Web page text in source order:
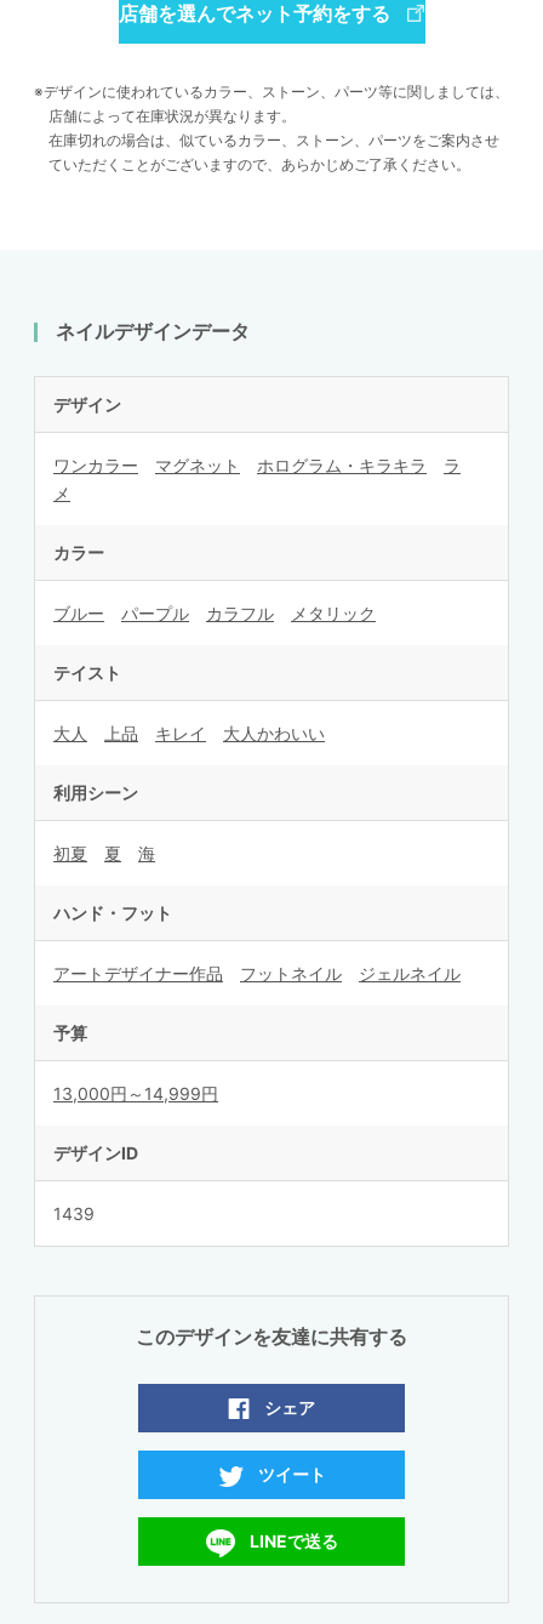
店舗を選んでネット予約をする
デザインに使われているカラー、ストーン、パーツ等に関しましては、
店舗によって在庫状況が異なります。
在庫切れの場合は、似ているカラー、ストーン、パーツをご案内させ
ていただくことがございますので、あらかじめご了承ください。
ネイルデザインデータ
デザイン
ワンカラー マグネット ホログラム・キラキラ
ラ
メ
カラー
ブルー パープル カラフル メタリック
テイスト
大人 上品 キレイ 大人かわいい
利用シーン
初夏 夏 海
ハンド・フット
アートデザイナー作品 フットネイル ジェルネイル
予算
13,000円～14,999円
デザインID
1439
このデザインを友達に共有する
シェア
ツイート
LINEで送る